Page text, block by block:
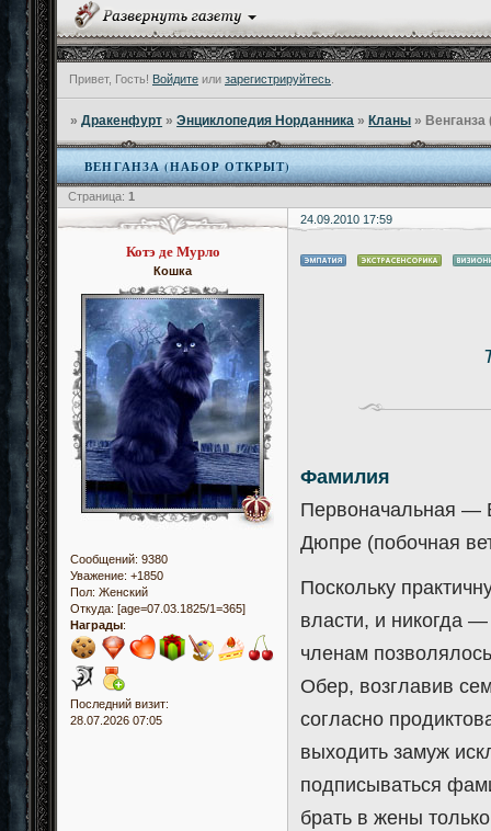
Привет, Гость! Войдите или зарегистрируйтесь
»Дракенфурт »Энциклопедия Норданника » Кланы » Венганза
ВЕНГАНЗА (НАБОР ОТКРЫТ)
Страница: 1
24.09.2010 17:59
Котэ де Мурло
Кошка
Сообщений: 9380
Уважение: +1850
Пол: Женский
Откуда: [age=07.03.1825/1=365]
Награды:
Последний визит:
28.07.2026 07:05
Фамилия
Первоначальная —
Дюпре (побочная
Поскольку
власти, и никогда
членам
Обер, возглавив
согласно
выходить замуж
подписываться
брать в жены